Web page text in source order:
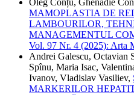
Oleg Conțu, Ghenadie
MAMOPLASTIA DE
LAMBOURILOR,
MANAGEMENTUL
Vol. 97 Nr. 4 (2025): Arta
Andrei Galescu, Octavian
Spînu, Maria Isac,
Ivanov, Vladislav Vasiliev,
MARKERILOR